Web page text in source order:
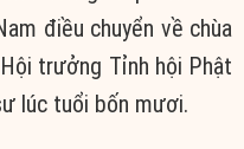
điều chuyển về chùa
trưởng Tỉnh hội Phật
lúc tuổi bốn mươi.